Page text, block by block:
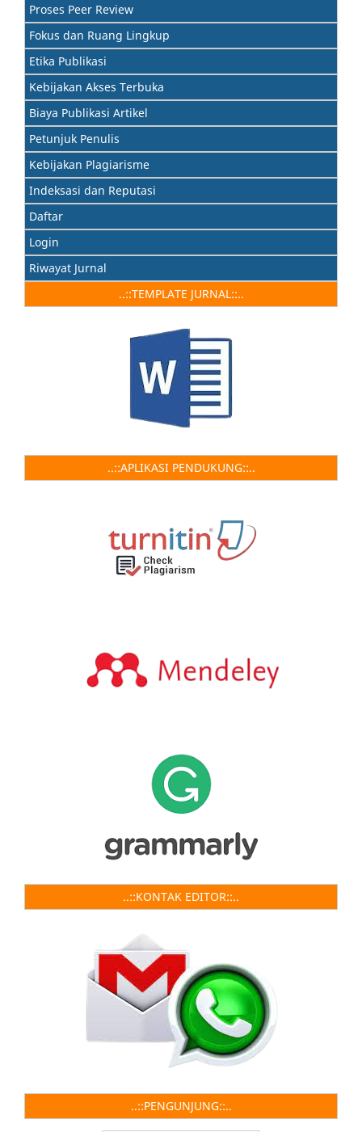
Proses Peer Review
Fokus dan Ruang Lingkup
Etika Publikasi
Kebijakan Akses Terbuka
Biaya Publikasi Artikel
Petunjuk Penulis
Kebijakan Plagiarisme
Indeksasi dan Reputasi
Daftar
Login
Riwayat Jurnal
..::TEMPLATE JURNAL::..
..::APLIKASI PENDUKUNG::..
..::KONTAK EDITOR::..
..::PENGUNJUNG::..